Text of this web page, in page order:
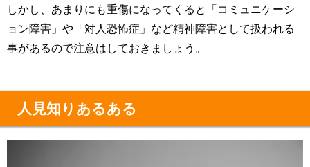
しかし、あまりにも重傷になってくると「コミュニケーシ
ョン障害」や「対人恐怖症」など精神障害として扱われる
事があるので注意はしておきましょう。
人見知りあるある